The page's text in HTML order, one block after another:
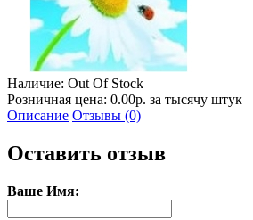
Наличие: Out Of Stock
Розничная цена: 0.00р. за тысячу штук
Описание Отзывы (0)
Оставить отзыв
Ваше Имя: